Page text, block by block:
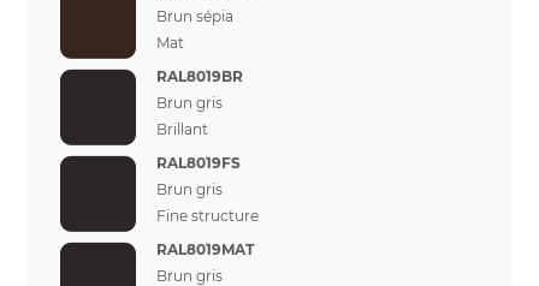
Brun sépia
Mat
RAL8019BR
Brun gris
Brillant
RAL8019FS
Brun gris
Fine structure
RAL8019MAT
Brun gris